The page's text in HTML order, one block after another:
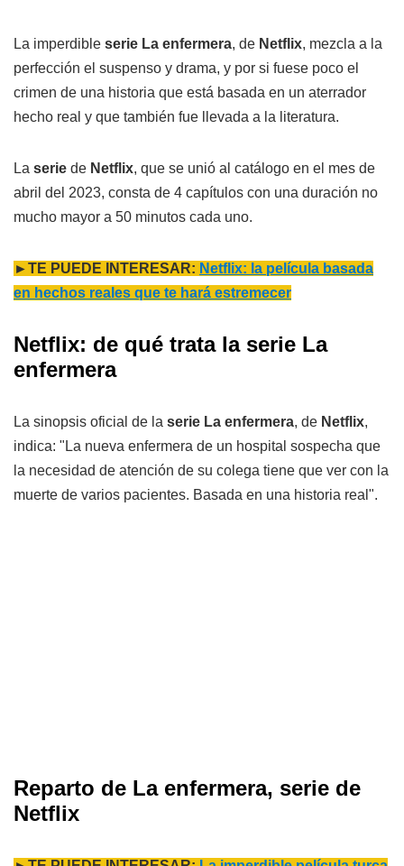
La imperdible serie La enfermera, de Netflix, mezcla a la
perfección el suspenso y drama, y por si fuese poco el
crimen de una historia que está basada en un aterrador
hecho real y que también fue llevada a la literatura.
La serie de Netflix, que se unió al catálogo en el mes de
abril del 2023, consta de 4 capítulos con una duración no
mucho mayor a 50 minutos cada uno.
►TE PUEDE INTERESAR: Netflix: la película basada
en hechos reales que te hará estremecer
Netflix: de qué trata la serie La
enfermera
La sinopsis oficial de la serie La enfermera, de Netflix,
indica: "La nueva enfermera de un hospital sospecha que
la necesidad de atención de su colega tiene que ver con la
muerte de varios pacientes. Basada en una historia real".
Reparto de La enfermera, serie de
Netflix